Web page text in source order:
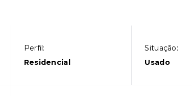
Perfil:
Residencial
Situação:
Usado